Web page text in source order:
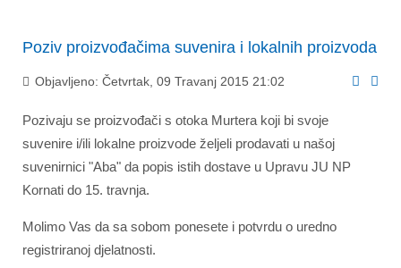
Poziv proizvođačima suvenira i lokalnih proizvoda
Objavljeno: Četvrtak, 09 Travanj 2015 21:02
Pozivaju se proizvođači s otoka Murtera koji bi svoje
suvenire i/ili lokalne proizvode željeli prodavati u našoj
suvenirnici "Aba" da popis istih dostave u Upravu JU NP
Kornati do 15. travnja.
Molimo Vas da sa sobom ponesete i potvrdu o uredno
registriranoj djelatnosti.